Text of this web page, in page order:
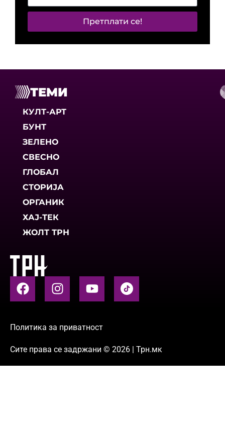
Претплати се!
ТЕМИ
КУЛТ-АРТ
БУНТ
ЗЕЛЕНО
СВЕСНО
ГЛОБАЛ
СТОРИЈА
ОРГАНИК
ХАЈ-ТЕК
ЖОЛТ ТРН
Политика за приватност
Сите права се задржани © 2026 | Трн.мк